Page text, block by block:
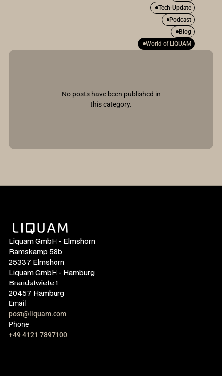
Tech-Update
Podcast
Blog
World of LIQUAM
No posts have been published in
this category.
Liquam GmbH - Elmshorn
Ramskamp 58b
25337 Elmshorn
Liquam GmbH - Hamburg
Brandstwiete 1
20457 Hamburg
Email
post@liquam.com
Phone
+49 4121 7897100